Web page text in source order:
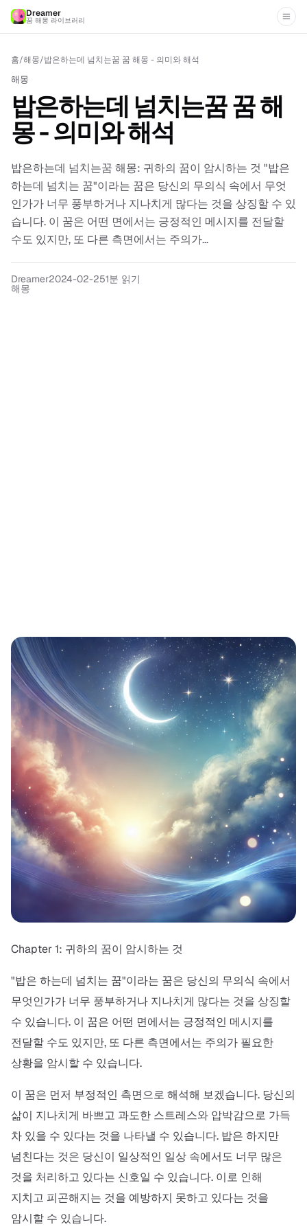
Dreamer
꿈 해몽 라이브러리
홈/해몽/밥은하는데 넘치는꿈 꿈 해몽 - 의미와 해석
해몽
밥은하는데 넘치는꿈 꿈 해
몽 - 의미와 해석
밥은하는데 넘치는꿈 해몽: 귀하의 꿈이 암시하는 것 "밥은
하는데 넘치는 꿈"이라는 꿈은 당신의 무의식 속에서 무엇
인가가 너무 풍부하거나 지나치게 많다는 것을 상징할 수 있
습니다. 이 꿈은 어떤 면에서는 긍정적인 메시지를 전달할
수도 있지만, 또 다른 측면에서는 주의가...
Dreamer2024-02-251분 읽기
해몽
Chapter 1: 귀하의 꿈이 암시하는 것
"밥은 하는데 넘치는 꿈"이라는 꿈은 당신의 무의식 속에서
무엇인가가 너무 풍부하거나 지나치게 많다는 것을 상징할
수 있습니다. 이 꿈은 어떤 면에서는 긍정적인 메시지를
전달할 수도 있지만, 또 다른 측면에서는 주의가 필요한
상황을 암시할 수 있습니다.
이 꿈은 먼저 부정적인 측면으로 해석해 보겠습니다. 당신의
삶이 지나치게 바쁘고 과도한 스트레스와 압박감으로 가득
차 있을 수 있다는 것을 나타낼 수 있습니다. 밥은 하지만
넘친다는 것은 당신이 일상적인 일상 속에서도 너무 많은
것을 처리하고 있다는 신호일 수 있습니다. 이로 인해
지치고 피곤해지는 것을 예방하지 못하고 있다는 것을
암시할 수 있습니다.